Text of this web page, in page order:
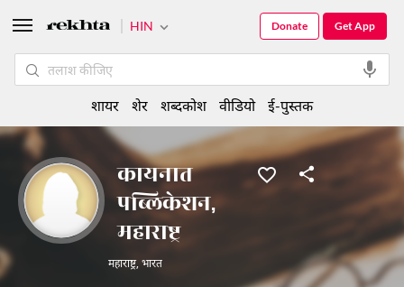
कायनात
पब्लिकेशन,
महाराष्ट्र
महाराष्ट्र, भारत
HIN Get App
Donate
शायर शेर शब्दकोश वीडियो ई-पुस्तक